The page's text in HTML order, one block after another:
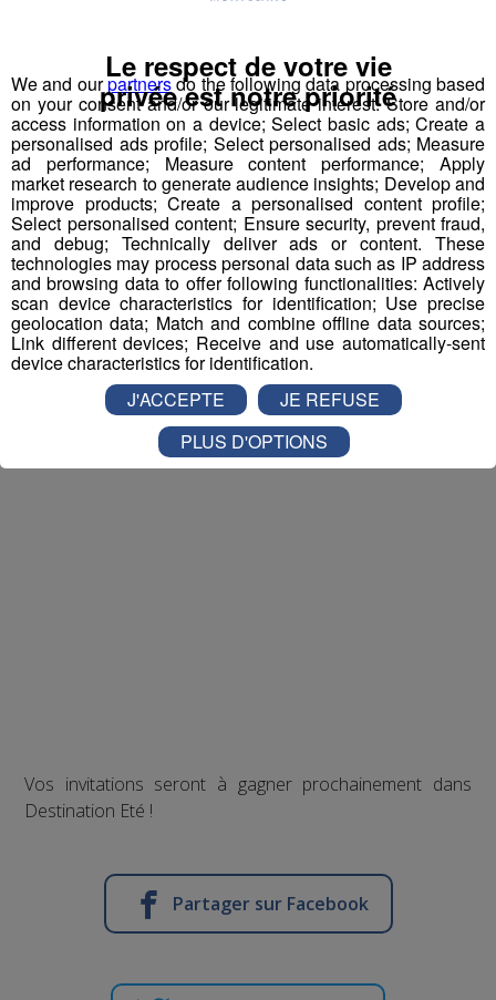
Inscription par téléphone toute la journée pour
participer aux 2 tirages au sort par jour à 8h45 et 17h45.
Appelez le standard au 04 50 58 24 09
Pour cette semaine on vous offre vos entrées pour vous
et la personne de votre choix pourWALIBI RHONE
ALPES !
Nathan est allé tester pour vousVerticalp Émosson,
dans la Vallée du Trient:
Vos invitations seront à gagner prochainement dans
Destination Eté !
Partager sur Facebook
We and ourpartnersdo the following data processing based
on your consent and/or our legitimate interest: Store and/or
access information on a device; Select basic ads; Create a
personalised ads profile; Select personalised ads; Measure
ad performance; Measure content performance; Apply
market research to generate audience insights; Develop and
improve products; Create a personalised content profile;
Select personalised content; Ensure security, prevent fraud,
and debug; Technically deliver ads or content. These
technologies may process personal data such as IP address
and browsing data to offer following functionalities: Actively
scan device characteristics for identification; Use precise
geolocation data; Match and combine offline data sources;
Link different devices; Receive and use automatically-sent
device characteristics for identification.
Le respect de votre vie
privée est notre priorité
J'ACCEPTE
JE REFUSE
PLUS D'OPTIONS